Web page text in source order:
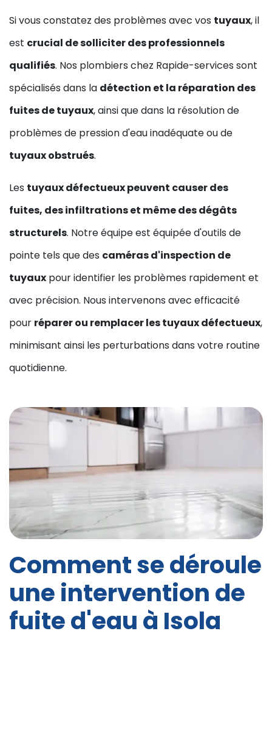
Si vous constatez des problèmes avec vos tuyaux, il
est crucial de solliciter des professionnels
qualifiés. Nos plombiers chez Rapide-services sont
spécialisés dans la détection et la réparation des
fuites de tuyaux, ainsi que dans la résolution de
problèmes de pression d'eau inadéquate ou de
tuyaux obstrués.
Les tuyaux défectueux peuvent causer des
fuites, des infiltrations et même des dégâts
structurels. Notre équipe est équipée d'outils de
pointe tels que des caméras d'inspection de
tuyaux pour identifier les problèmes rapidement et
avec précision. Nous intervenons avec efficacité
pour réparer ou remplacer les tuyaux défectueux,
minimisant ainsi les perturbations dans votre routine
quotidienne.
Comment se déroule
une intervention de
fuite d'eau à Isola